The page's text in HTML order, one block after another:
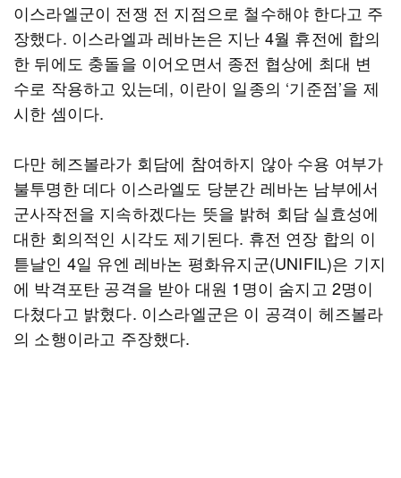
이스라엘군이 전쟁 전 지점으로 철수해야 한다고 주
장했다. 이스라엘과 레바논은 지난 4월 휴전에 합의
한 뒤에도 충돌을 이어오면서 종전 협상에 최대 변
수로 작용하고 있는데, 이란이 일종의 ‘기준점’을 제
시한 셈이다.
다만 헤즈볼라가 회담에 참여하지 않아 수용 여부가
불투명한 데다 이스라엘도 당분간 레바논 남부에서
군사작전을 지속하겠다는 뜻을 밝혀 회담 실효성에
대한 회의적인 시각도 제기된다. 휴전 연장 합의 이
튿날인 4일 유엔 레바논 평화유지군(UNIFIL)은 기지
에 박격포탄 공격을 받아 대원 1명이 숨지고 2명이
다쳤다고 밝혔다. 이스라엘군은 이 공격이 헤즈볼라
의 소행이라고 주장했다.